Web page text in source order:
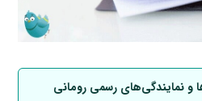
و نمایندگی‌های رسمی رومانی